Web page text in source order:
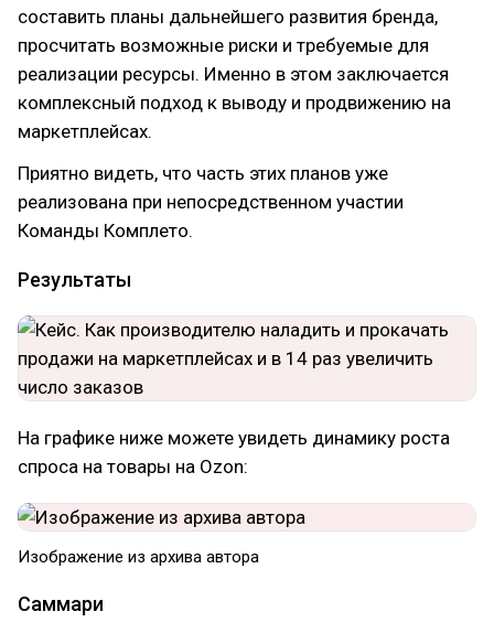
составить планы дальнейшего развития бренда,
просчитать возможные риски и требуемые для
реализации ресурсы. Именно в этом заключается
комплексный подход к выводу и продвижению на
маркетплейсах.
Приятно видеть, что часть этих планов уже
реализована при непосредственном участии
Команды Комплето.
Результаты
На графике ниже можете увидеть динамику роста
спроса на товары на Ozon:
Изображение из архива автора
Саммари